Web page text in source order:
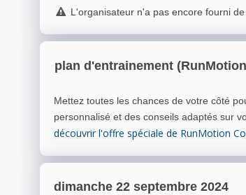
L'organisateur n'a pas encore fourni
plan d'entrainement
Mettez toutes les chances de votre côté
personnalisé et des conseils adaptés sur
découvrir l'offre spéciale de RunMotion
dimanche 22 septembre 2024